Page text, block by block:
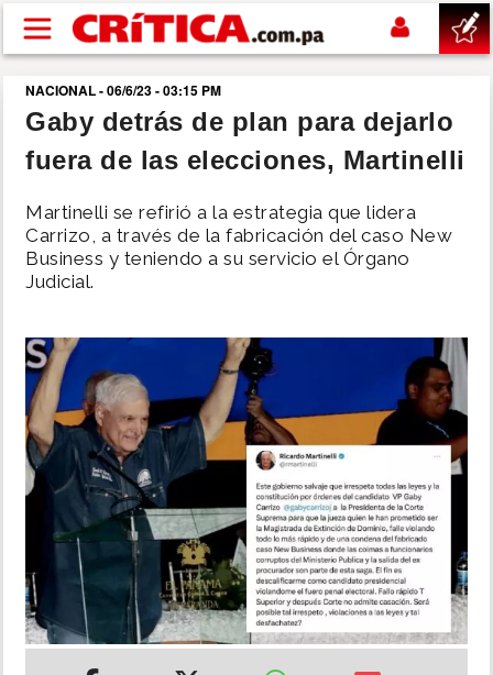
Pasar al contenido principal
buscar
SUCESOS
NACIONAL
POLÍTICA
SHOW
DEPORTES
MUNDO
INSÓLITAS
MULTIMEDIA
NACIONAL - 06/6/23 - 03:15 PM
Gaby detrás de plan para dejarlo
fuera de las elecciones, Martinelli
Martinelli se refirió a la estrategia que lidera
Carrizo, a través de la fabricación del caso New
Business y teniendo a su servicio el Órgano
Judicial.